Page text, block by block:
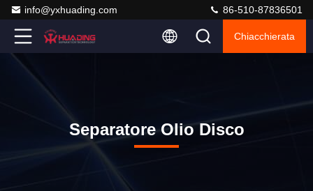
info@yxhuading.com 86-510-87836501
Chiacchierata
Separatore Olio Disco